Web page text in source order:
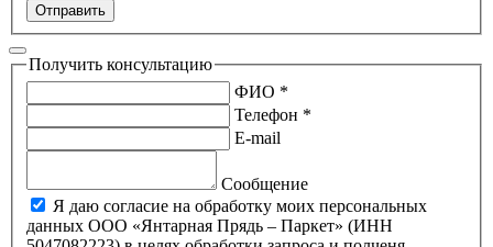
Отправить
Получить консультацию
ФИО *
Телефон *
E-mail
Сообщение
Я даю согласие на обработку моих персональных
данных ООО «Янтарная Прядь – Паркет» (ИНН